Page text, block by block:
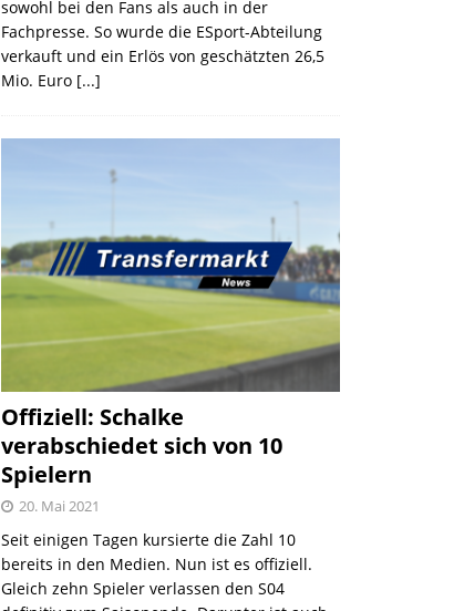
sowohl bei den Fans als auch in der
Fachpresse. So wurde die ESport-Abteilung
verkauft und ein Erlös von geschätzten 26,5
Mio. Euro [...]
Offiziell: Schalke
verabschiedet sich von 10
Spielern
20. Mai 2021
Seit einigen Tagen kursierte die Zahl 10
bereits in den Medien. Nun ist es offiziell.
Gleich zehn Spieler verlassen den S04